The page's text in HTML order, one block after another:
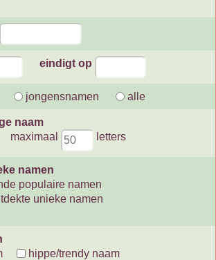
eindigt op
jongensnamen alle
naam
maximaal letters
namen
populaire namen
unieke namen
hippe/trendy naam